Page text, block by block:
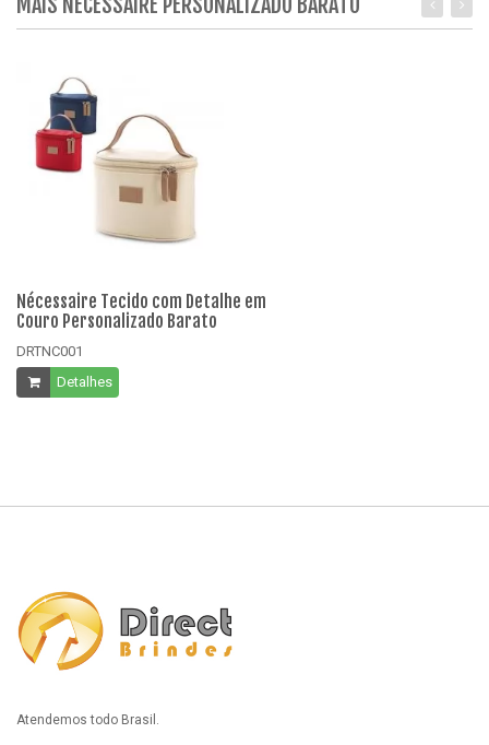
Nécessaire Tecido com Detalhe em
Couro Personalizado Barato
DRTNC001
Detalhes
Atendemos todo Brasil.